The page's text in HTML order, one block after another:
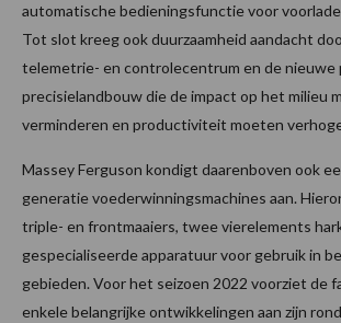
automatische bedieningsfunctie voor
Tot slot kreeg ook duurzaamheid aandacht
telemetrie- en controlecentrum en de
precisielandbouw die de impact op het milieu
verminderen en productiviteit moeten
Massey Ferguson kondigt daarenboven ook
generatie voederwinningsmachines aan.
triple- en frontmaaiers, twee vierelements
gespecialiseerde apparatuur voor gebruik in
gebieden. Voor het seizoen 2022 voorziet de
enkele belangrijke ontwikkelingen aan zijn